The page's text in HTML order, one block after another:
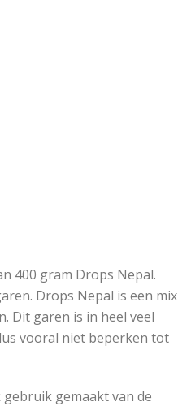
400 gram Drops Nepal.
Drops Nepal is een mix
Dit garen is in heel veel
vooral niet beperken tot
gemaakt van de